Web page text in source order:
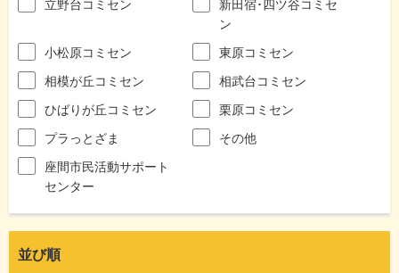
立野台コミセン
新田宿･四ツ谷コミセ
ン
小松原コミセン
東原コミセン
相模が丘コミセン
相武台コミセン
ひばりが丘コミセン
栗原コミセン
プラっとざま
その他
座間市民活動サポート
センター
並び順